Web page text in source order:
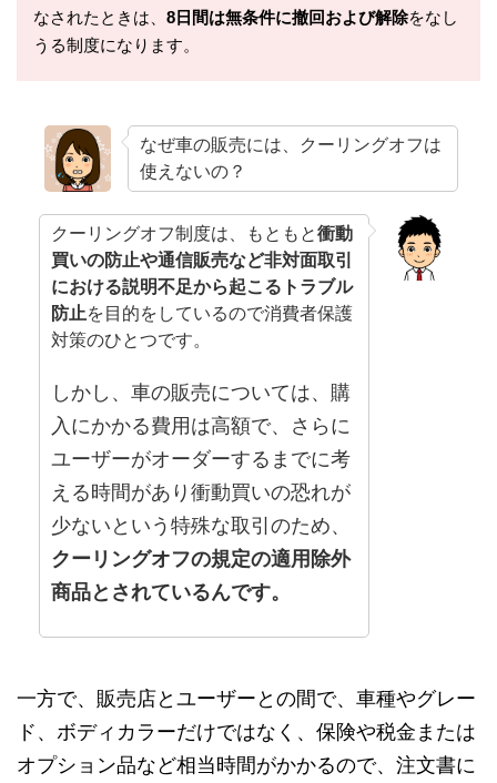
なされたときは、 8日間は無条件に撤回および解除をなし
うる制度になります。
なぜ車の販売には、クーリングオフは
使えないの？
クーリングオフ制度は、もともと衝動
買いの防止や通信販売など非対面取引
における説明不足から起こるトラブル
防止を目的をしているので消費者保護
対策のひとつです。
しかし、車の販売については、購
入にかかる費用は高額で、さらに
ユーザーがオーダーするまでに考
える時間があり衝動買いの恐れが
少ないという特殊な取引のため、
クーリングオフの規定の適用除外
商品とされているんです。
一方で、販売店とユーザーとの間で、車種やグレー
ド、ボディカラーだけではなく、保険や税金または
オプション品など相当時間がかかるので、注文書に